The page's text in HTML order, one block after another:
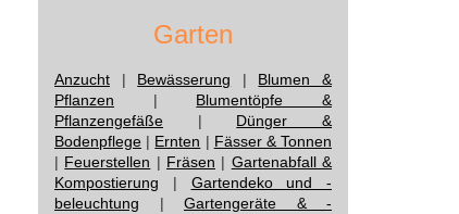
Garten
Anzucht | Bewässerung | Blumen &
Pflanzen | Blumentöpfe &
Pflanzengefäße | Dünger &
Bodenpflege | Ernten | Fässer & Tonnen
| Feuerstellen | Fräsen | Gartenabfall &
Kompostierung | Gartendeko und -
beleuchtung | Gartengeräte & -